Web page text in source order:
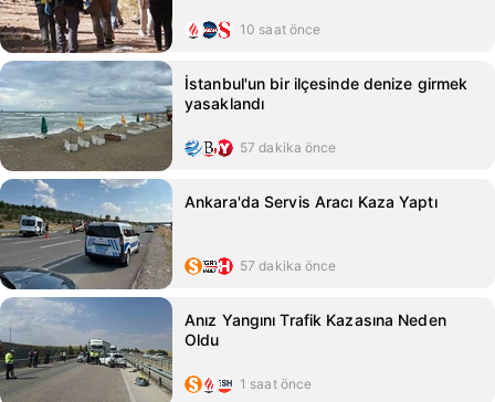
10 saat önce
İstanbul'un bir ilçesinde denize girmek
yasaklandı
57 dakika önce
Ankara'da Servis Aracı Kaza Yaptı
57 dakika önce
Anız Yangını Trafik Kazasına Neden
Oldu
1 saat önce